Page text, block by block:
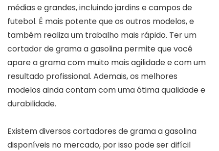
médias e grandes, incluindo jardins e campos de
futebol. É mais potente que os outros modelos, e
também realiza um trabalho mais rápido. Ter um
cortador de grama a gasolina permite que você
apare a grama com muito mais agilidade e com um
resultado profissional. Ademais, os melhores
modelos ainda contam com uma ótima qualidade e
durabilidade.
Existem diversos cortadores de grama a gasolina
disponíveis no mercado, por isso pode ser difícil